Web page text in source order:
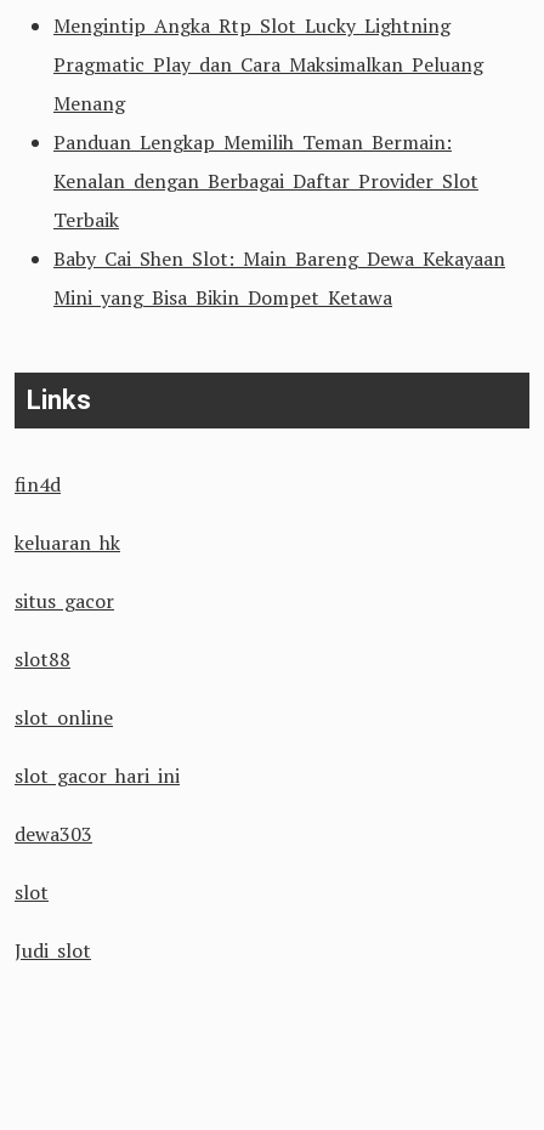
Mengintip Angka Rtp Slot Lucky Lightning
Pragmatic Play dan Cara Maksimalkan Peluang
Menang
Panduan Lengkap Memilih Teman Bermain:
Kenalan dengan Berbagai Daftar Provider Slot
Terbaik
Baby Cai Shen Slot: Main Bareng Dewa Kekayaan
Mini yang Bisa Bikin Dompet Ketawa
Links
fin4d
keluaran hk
situs gacor
slot88
slot online
slot gacor hari ini
dewa303
slot
Judi slot